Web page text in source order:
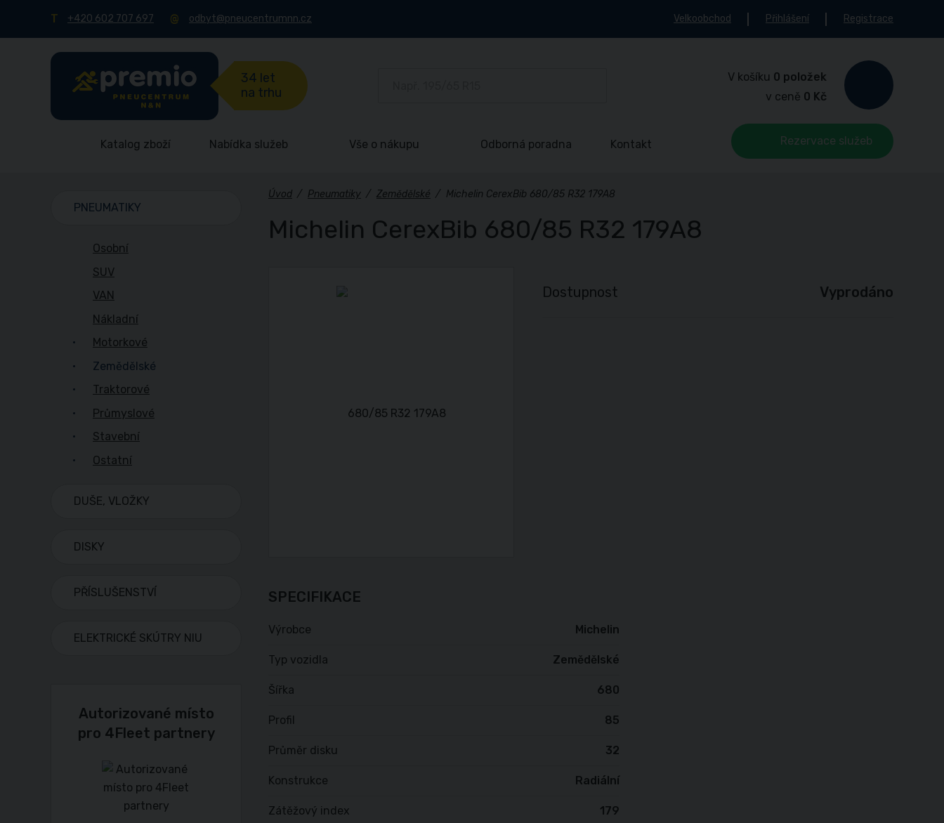
+420 602 707 697 odbyt@pneucentrumnn.cz Velkoobchod Přihlášení Registrace
34 let
na trhu
V košíku 0 položek
v ceně 0 Kč
Katalog zboží Nabídka služeb Vše o nákupu Odborná poradna Kontakt Rezervace služeb
Úvod / Pneumatiky / Zemědělské / Michelin CerexBib 680/85 R32 179A8
Michelin CerexBib 680/85 R32 179A8
Dostupnost Vyprodáno
SPECIFIKACE
Výrobce Michelin
Typ vozidla Zemědělské
Šířka 680
Profil 85
Průměr disku 32
Konstrukce Radiální
Zátěžový index 179
PNEUMATIKY
Osobní
SUV
VAN
Nákladní
Motorkové
Zemědělské
Traktorové
Průmyslové
Stavební
Ostatní
DUŠE, VLOŽKY
DISKY
PŘÍSLUŠENSTVÍ
ELEKTRICKÉ SKÚTRY NIU
Autorizované místo
pro 4Fleet partnery